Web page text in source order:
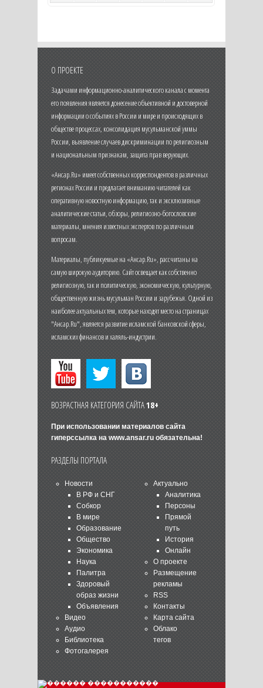
О ПРОЕКТЕ
Задачами информационно-аналитического канала с момента
его появления является донесение объективной и достоверной
информации о событиях в России и мире и происходящих в
обществе процессах, консолидация мусульманской уммы
России, выявление случаев дискриминации по религиозным
и национальным признакам, защита прав верующих.
«Ансар.Ru» имеет собственных корреспондентов в различных
регионах России и предлагает вниманию читателей как
оперативную новостную информацию, так и эксклюзивные
аналитические статьи, обзоры, религиозно-богословские
материалы, мнения известных экспертов по различным
вопросам.
Материалы, публикуемые на «Ансар.Ru», рассчитаны на
самую широкую аудиторию. Сайт освещает как собственно
религиозную, так и политическую, экономическую, культурную,
общественную жизнь мусульман России и зарубежья. Одной из
наиболее актуальных тем, которые находят место на страницах
"Ансар.Ru", является развитие исламской банковской сферы,
исламских финансов и халяль-индустрии.
ВОЗРАСТНАЯ КАТЕГОРИЯ САЙТА18+
При использовании материалов сайта
гиперссылка на www.ansar.ruобязательна!
РАЗДЕЛЫ ПОРТАЛА
Новости
В РФ и СНГ
Собкор
В мире
Образование
Общество
Экономика
Наука
Палитра
Здоровый
образ жизни
Объявления
Видео
Аудио
Библиотека
Фотогалерея
Актуально
Аналитика
Персоны
Прямой
путь
История
Онлайн
О проекте
Размещение
рекламы
RSS
Контакты
Карта сайта
Облако
тегов